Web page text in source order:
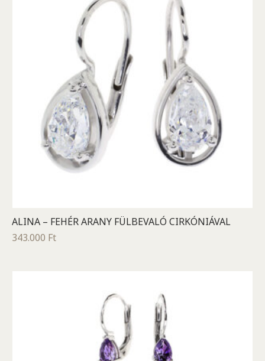
ALINA – FEHÉR ARANY FÜLBEVALÓ CIRKÓNIÁVAL
343.000 Ft